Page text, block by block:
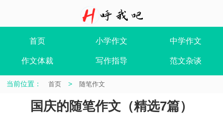
首页 小学作文 中学作文
作文体裁 写作指导 范文杂谈
当前位置： 首页 > 随笔作文
国庆的随笔作文（精选7篇）